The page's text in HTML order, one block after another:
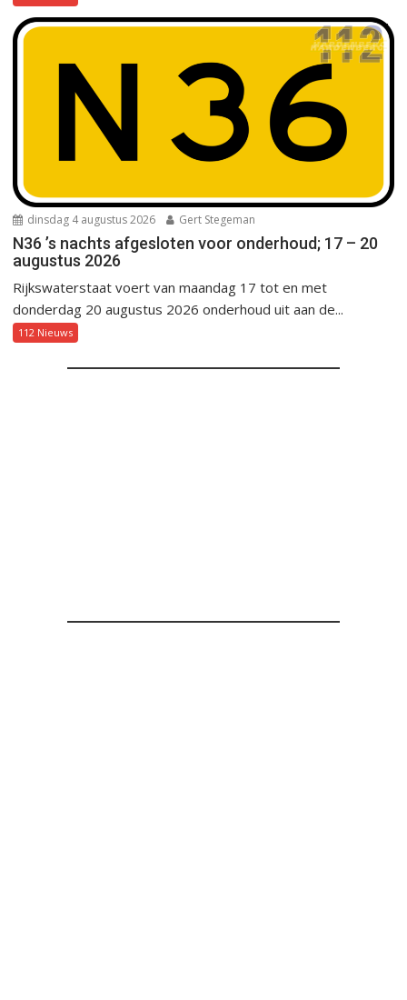
dinsdag 4 augustus 2026 Gert Stegeman
N36 ’s nachts afgesloten voor onderhoud; 17 – 20
augustus 2026
Rijkswaterstaat voert van maandag 17 tot en met
donderdag 20 augustus 2026 onderhoud uit aan de...
112 Nieuws